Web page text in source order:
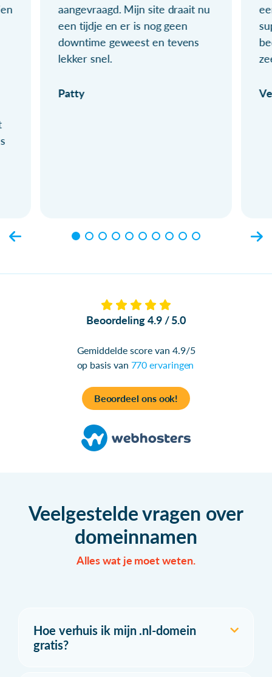
aangevraagd. Mijn site draait nu
een tijdje en er is nog geen
downtime geweest en tevens
lekker snel.
Patty
Beoordeling 4.9 / 5.0
Gemiddelde score van 4.9/5
op basis van 770 ervaringen
Beoordeel ons ook!
Veelgestelde vragen over
domeinnamen
Alles wat je moet weten.
Hoe verhuis ik mijn .nl-domein
gratis?